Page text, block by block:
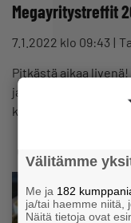
Megayritystreffit
7.1.2022 klo 09:43
Pitkästä aikaa
ja lähteä treffeille.
kaunihimpi ja…
Välitämme
Me ja 182
ja/tai haemme niitä,
Näitä tietoja ovat